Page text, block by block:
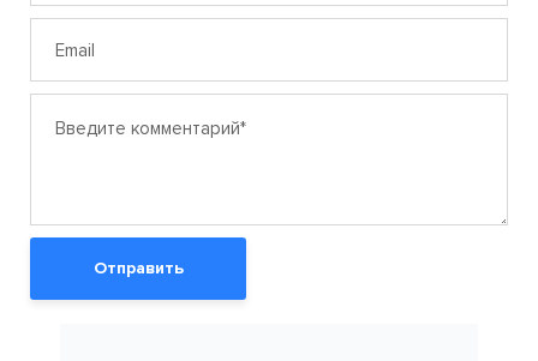
Отправить